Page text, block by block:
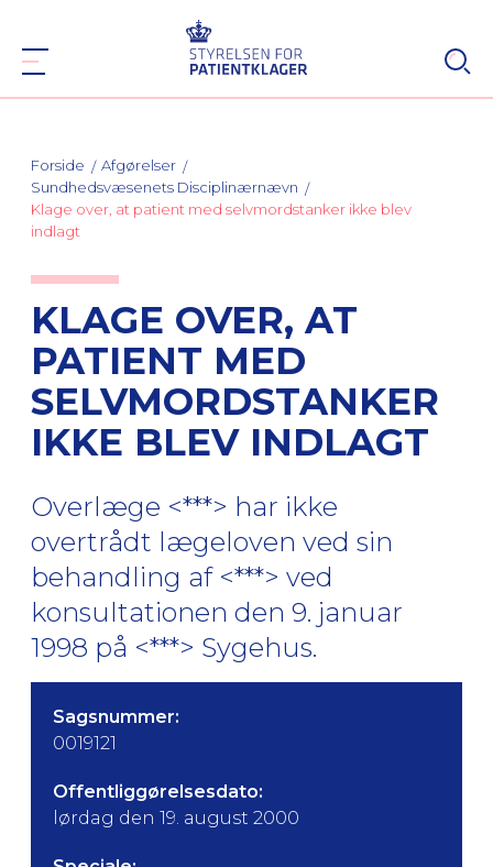
Forside
Afgørelser
Sundhedsvæsenets Disciplinærnævn
Klage over, at patient med selvmordstanker ikke blev
indlagt
KLAGE OVER, AT
PATIENT MED
SELVMORDSTANKER
IKKE BLEV INDLAGT
Overlæge <***> har ikke
overtrådt lægeloven ved sin
behandling af <***> ved
konsultationen den 9. januar
1998 på <***> Sygehus.
Sagsnummer:
0019121
Offentliggørelsesdato:
lørdag den 19. august 2000